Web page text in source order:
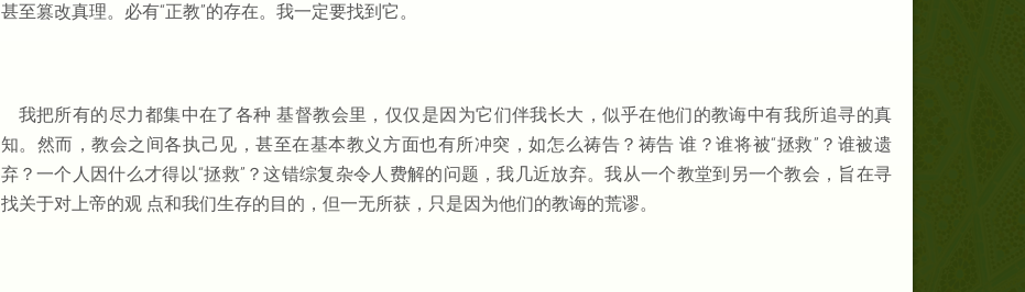
甚至篡改真理。必有“正教”的存在。我一定要找到它。
我把所有的尽力都集中在了各种 基督教会里，仅仅是因为它们伴我长大，似乎在他们的教诲中有我所追寻的真
知。然而，教会之间各执己见，甚至在基本教义方面也有所冲突，如怎么祷告？祷告 谁？谁将被“拯救”？谁被遗
弃？一个人因什么才得以“拯救”？这错综复杂令人费解的问题，我几近放弃。我从一个教堂到另一个教会，旨在寻
找关于对上帝的观 点和我们生存的目的，但一无所获，只是因为他们的教诲的荒谬。